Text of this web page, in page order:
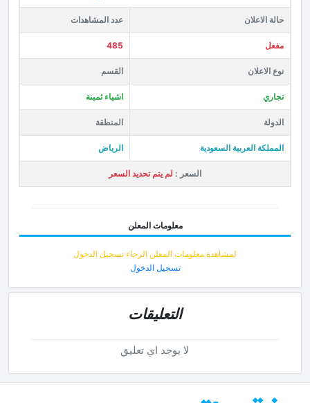
حالة الاعلان عدد المشاهدات
مفعل 485
نوع الاعلان القسم
تجاري اشياء ثمينة
الدولة المنطقة
المملكة العربية السعودية الرياض
السعر : لم يتم تحديد السعر
معلومات المعلن
لمشاهدة معلومات المعلن الرجاء تسجيل الدخول
تسجيل الدخول
التعليقات
لا يوجد اي تعليق